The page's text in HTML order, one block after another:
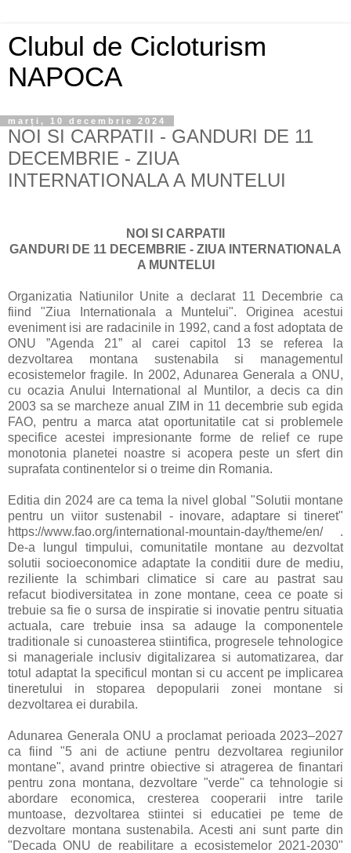
Clubul de Cicloturism
NAPOCA
marți, 10 decembrie 2024
NOI SI CARPATII - GANDURI DE 11
DECEMBRIE - ZIUA
INTERNATIONALA A MUNTELUI
NOI SI CARPATII
GANDURI DE 11 DECEMBRIE - ZIUA INTERNATIONALA
A MUNTELUI
Organizatia Natiunilor Unite a declarat 11 Decembrie ca
fiind "Ziua Internationala a Muntelui". Originea acestui
eveniment isi are radacinile in 1992, cand a fost adoptata de
ONU ”Agenda 21” al carei capitol 13 se referea la
dezvoltarea montana sustenabila si managementul
ecosistemelor fragile. In 2002, Adunarea Generala a ONU,
cu ocazia Anului International al Muntilor, a decis ca din
2003 sa se marcheze anual ZIM in 11 decembrie sub egida
FAO, pentru a marca atat oportunitatile cat si problemele
specifice acestei impresionante forme de relief ce rupe
monotonia planetei noastre si acopera peste un sfert din
suprafata continentelor si o treime din Romania.
Editia din 2024 are ca tema la nivel global "Solutii montane
pentru un viitor sustenabil - inovare, adaptare si tineret"
https://www.fao.org/international-mountain-day/theme/en/ .
De-a lungul timpului, comunitatile montane au dezvoltat
solutii socioeconomice adaptate la conditii dure de mediu,
reziliente la schimbari climatice si care au pastrat sau
refacut biodiversitatea in zone montane, ceea ce poate si
trebuie sa fie o sursa de inspiratie si inovatie pentru situatia
actuala, care trebuie insa sa adauge la componentele
traditionale si cunoasterea stiintifica, progresele tehnologice
si manageriale inclusiv digitalizarea si automatizarea, dar
totul adaptat la specificul montan si cu accent pe implicarea
tineretului in stoparea depopularii zonei montane si
dezvoltarea ei durabila.
Adunarea Generala ONU a proclamat perioada 2023–2027
ca fiind "5 ani de actiune pentru dezvoltarea regiunilor
montane", avand printre obiective si atragerea de finantari
pentru zona montana, dezvoltare "verde" ca tehnologie si
abordare economica, cresterea cooperarii intre tarile
muntoase, dezvoltarea stiintei si educatiei pe teme de
dezvoltare montana sustenabila. Acesti ani sunt parte din
"Decada ONU de reabilitare a ecosistemelor 2021-2030"